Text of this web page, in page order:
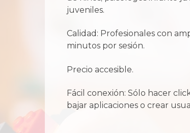
juveniles.
Calidad: Profesionales con
minutos por sesión.
Precio accesible.
Fácil conexión: Sólo hacer
bajar aplicaciones o crear